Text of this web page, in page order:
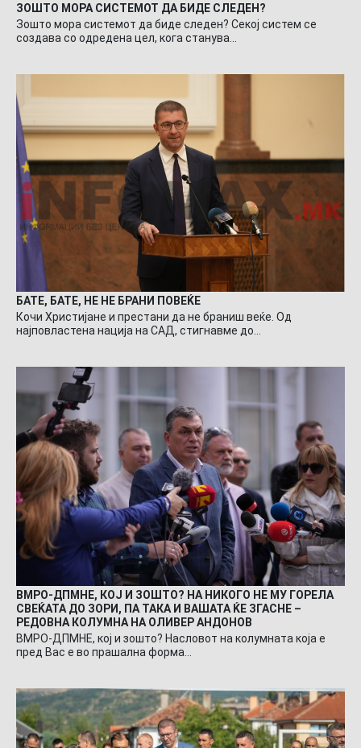
ЗОШТО МОРА СИСТЕМОТ ДА БИДЕ СЛЕДЕН?
Зошто мора системот да биде следен? Секој систем се
создава со одредена цел, кога станува…
БАТЕ, БАТЕ, НЕ НЕ БРАНИ ПОВЕЌЕ
Кочи Христијане и престани да не браниш веќе. Од
најповластена нација на САД, стигнавме до…
ВМРО-ДПМНЕ, КОЈ И ЗОШТО? НА НИКОГО НЕ МУ ГОРЕЛА
СВЕЌАТА ДО ЗОРИ, ПА ТАКА И ВАШАТА ЌЕ ЗГАСНЕ –
РЕДОВНА КОЛУМНА НА ОЛИВЕР АНДОНОВ
ВМРО-ДПМНЕ, кој и зошто? Насловот на колумната која е
пред Вас е во прашална форма…